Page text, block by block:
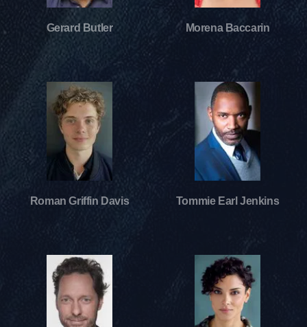
Gerard Butler Morena Baccarin
Roman Griffin Davis Tommie Earl Jenkins